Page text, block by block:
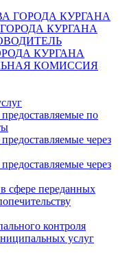
ГОРОДА КУРГАНА
КУРГАНА
КУРГАНА
КОМИССИЯ
по
через
через
сфере переданных
контроля
услуг